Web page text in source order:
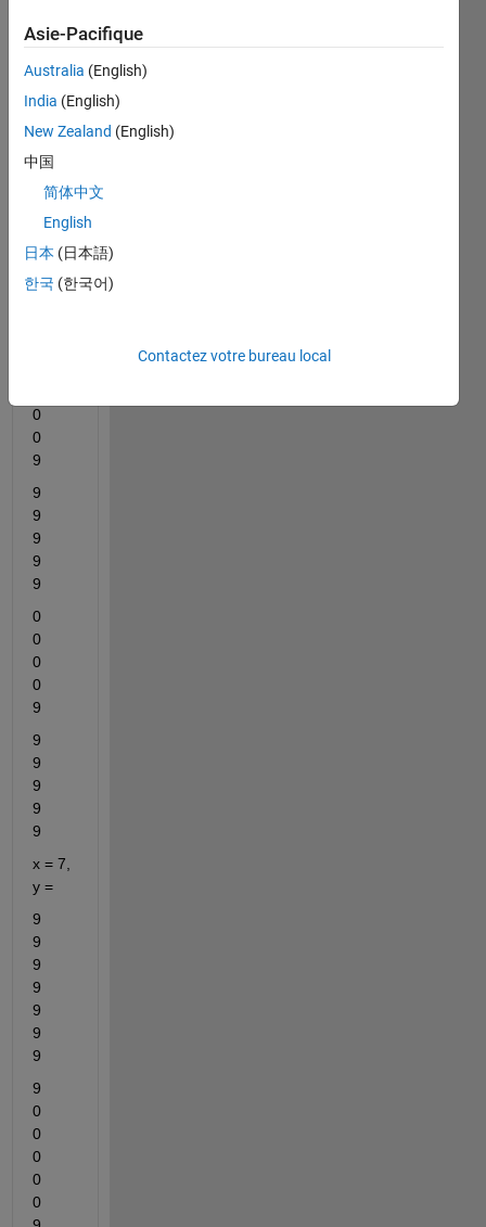
a
number
it!
Like
this:
x = 5,
9
9
0
0
9
9
9
9
9
9
0
0
0
0
9
9
9
9
9
9
x = 7,
y =
9
9
9
9
9
9
9
9
0
0
0
0
0
Asie-Pacifique
Australia (English)
India (English)
New Zealand (English)
中国
简体中文
English
日本 (日本語)
한국 (한국어)
Contactez votre bureau local